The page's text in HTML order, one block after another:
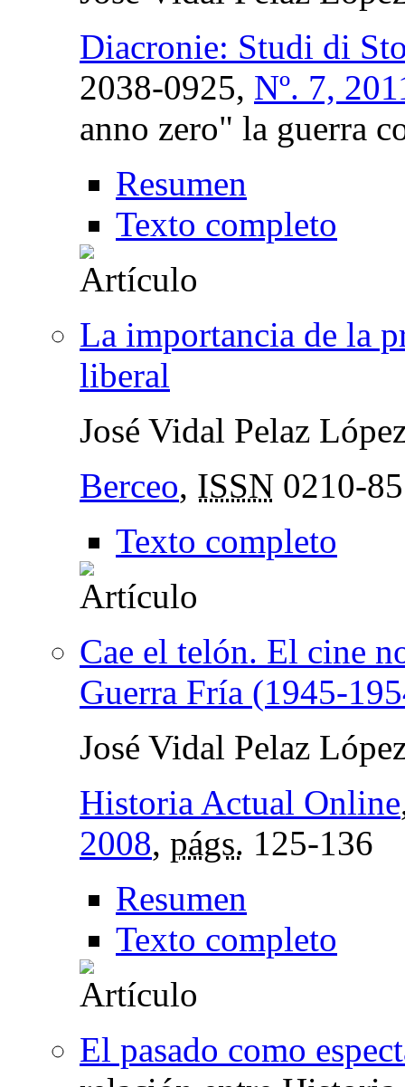
Diacronie: Studi di
2038-0925, Nº. 7,
anno zero" la guerra
Resumen
Texto completo
La importancia de la
liberal
José Vidal Pelaz
Berceo, ISSN 0210-
Texto completo
Cae el telón. El cine
Guerra Fría (1945-
José Vidal Pelaz
Historia Actual Online
2008, págs. 125-136
Resumen
Texto completo
El pasado como